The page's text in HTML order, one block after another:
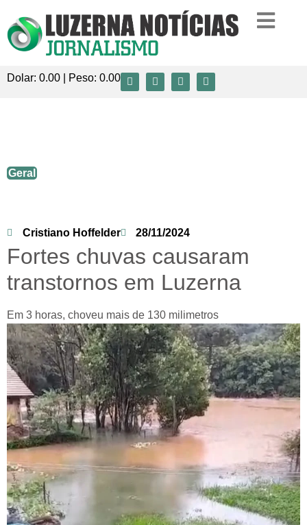
Dolar: 0.00 | Peso: 0.00
Geral
Cristiano Hoffelder 28/11/2024
Fortes chuvas causaram
transtornos em Luzerna
Em 3 horas, choveu mais de 130 milimetros